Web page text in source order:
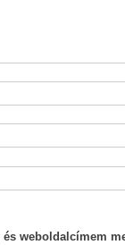
weboldalcímem